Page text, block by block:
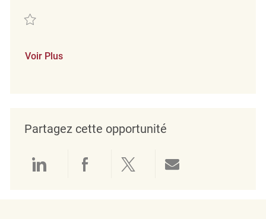
Sauvegarder Engagement Coordinator REQ102382
Voir Plus
Partagez cette opportunité
Partager via LinkedIn
Partager via Facebook
Partager via twitter